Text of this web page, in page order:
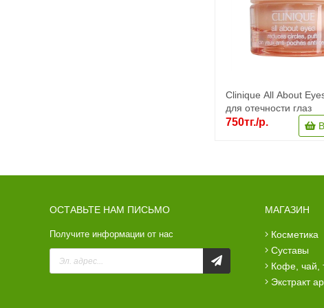
Clinique All About
для отечности глаз
750тг./р.
ОСТАВЬТЕ НАМ ПИСЬМО
Получите информации от нас
МАГАЗИН
косметика
суставы
кофе, чай,
экстракт